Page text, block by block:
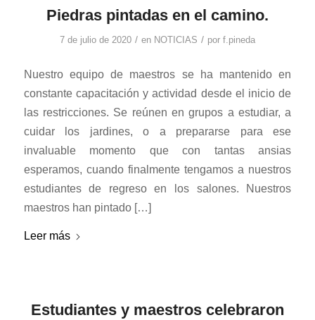
Piedras pintadas en el camino.
7 de julio de 2020 / en NOTICIAS / por f.pineda
Nuestro equipo de maestros se ha mantenido en
constante capacitación y actividad desde el inicio de
las restricciones. Se reúnen en grupos a estudiar, a
cuidar los jardines, o a prepararse para ese
invaluable momento que con tantas ansias
esperamos, cuando finalmente tengamos a nuestros
estudiantes de regreso en los salones. Nuestros
maestros han pintado […]
Leer más
Estudiantes y maestros celebraron